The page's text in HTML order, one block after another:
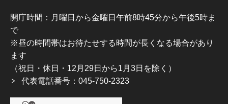
開庁時間：月曜日から金曜日午前8時45分から午後5時ま
で
※昼の時間帯はお待たせする時間が長くなる場合があり
ます
（祝日・休日・12月29日から1月3日を除く）
代表電話番号：045-750-2323